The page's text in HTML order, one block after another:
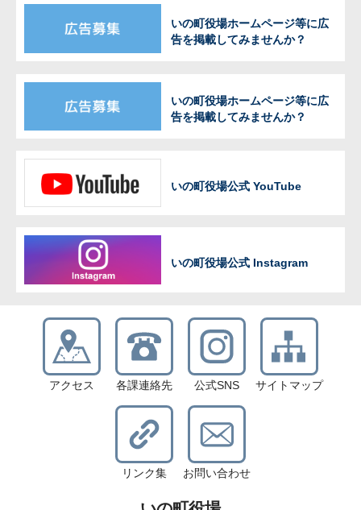
いの町役場ホームページ等に広
告を掲載してみませんか？
いの町役場ホームページ等に広
告を掲載してみませんか？
いの町役場公式 YouTube
いの町役場公式 Instagram
アクセス 各課連絡先 公式SNS サイトマップ
リンク集 お問い合わせ